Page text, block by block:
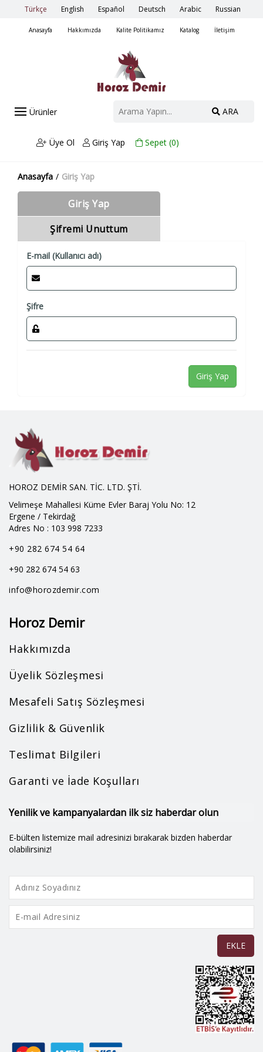
Türkçe English Español Deutsch Arabic Russian
Anasayfa Hakkımızda Kalite Politikamız Katalog İletişim
Ürünler ARA
Üye Ol Giriş Yap Sepet (0)
Anasayfa / Giriş Yap
Giriş Yap
Şifremi Unuttum
E-mail (Kullanıcı adı)
Şifre
Giriş Yap
HOROZ DEMİR SAN. TİC. LTD. ŞTİ.
Velimeşe Mahallesi Küme Evler Baraj Yolu No: 12
Ergene / Tekirdağ
Adres No : 103 998 7233
+90 282 674 54 64
+90 282 674 54 63
info@horozdemir.com
Horoz Demir
Hakkımızda
Üyelik Sözleşmesi
Mesafeli Satış Sözleşmesi
Gizlilik & Güvenlik
Teslimat Bilgileri
Garanti ve İade Koşulları
Yenilik ve kampanyalardan ilk siz haberdar olun
E-bülten listemize mail adresinizi bırakarak bizden haberdar
olabilirsiniz!
EKLE